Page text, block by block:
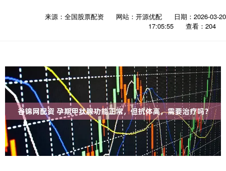
来源：全国股票配资 网站：开源优配
日期：2026-03-20
17:05:55
查看：204